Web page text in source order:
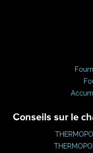
Conseils sur le